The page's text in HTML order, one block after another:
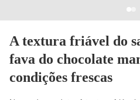
A textura friável do
fava do chocolate
condições frescas